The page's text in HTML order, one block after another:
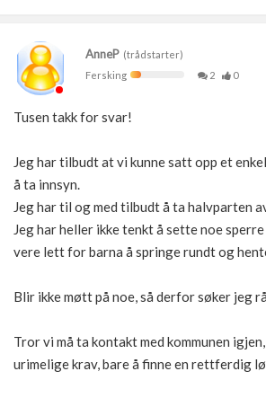
AnneP (trådstarter)
Fersking
2 0
Tusen takk for svar!
Jeg har tilbudt at vi kunne satt opp et
å ta innsyn.
Jeg har til og med tilbudt å ta halvparten
Jeg har heller ikke tenkt å sette noe
vere lett for barna å springe rundt og
Blir ikke møtt på noe, så derfor søker jeg
Tror vi må ta kontakt med kommunen
urimelige krav, bare å finne en rettferdig